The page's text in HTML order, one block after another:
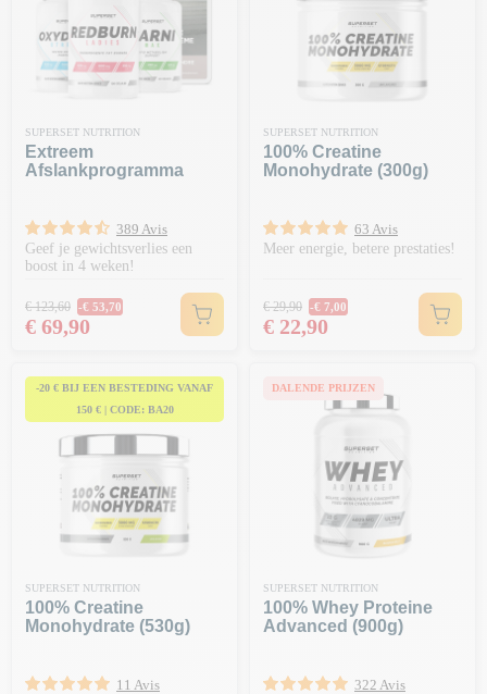
SUPERSET NUTRITION
Extreem
Afslankprogramma
389 Avis
Geef je gewichtsverlies een
boost in 4 weken!
Normale prijs
€ 123,60 -€ 53,70
Prijs
€ 69,90
SUPERSET NUTRITION
100% Creatine
Monohydrate (300g)
63 Avis
Meer energie, betere prestaties!
Normale prijs
€ 29,90 -€ 7,00
Prijs
€ 22,90
-20 € BIJ EEN BESTEDING VANAF
150 € | CODE: BA20
SUPERSET NUTRITION
100% Creatine
Monohydrate (530g)
11 Avis
DALENDE PRIJZEN
SUPERSET NUTRITION
100% Whey Proteine
Advanced (900g)
322 Avis